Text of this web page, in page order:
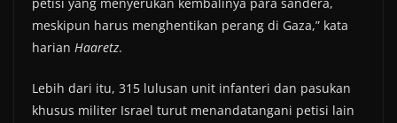
petisi yang menyerukan kembalinya para sandera,
meskipun harus menghentikan perang di Gaza,” kata
harian Haaretz.
Lebih dari itu, 315 lulusan unit infanteri dan pasukan
khusus militer Israel turut menandatangani petisi lain